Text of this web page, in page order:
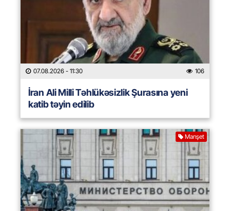
07.08.2026 - 11:30 106
İran Ali Milli Təhlükəsizlik Şurasına yeni
katib təyin edilib
Manşet